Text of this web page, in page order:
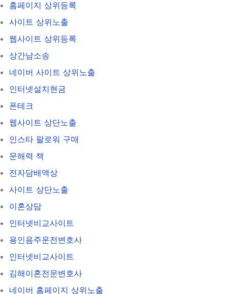
홈페이지 상위등록
사이트 상위노출
웹사이트 상위등록
상간남소송
네이버 사이트 상위노출
인터넷설치현금
폰테크
웹사이트 상단노출
인스타 팔로워 구매
문해력 책
전자담배액상
사이트 상단노출
이혼상담
인터넷비교사이트
용인음주운전변호사
인터넷비교사이트
김해이혼전문변호사
네이버 홈페이지 상위노출